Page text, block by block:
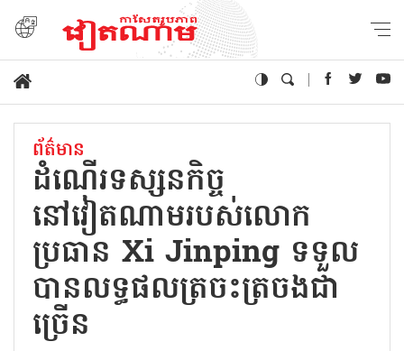
ព័ត៌មាន
ដំណើរទស្សនកិច្ច
នៅវៀតណាមរបស់លោក
ប្រធាន Xi Jinping ទទួល
បានលទ្ធផលត្រចះត្រចងជា
ច្រើន